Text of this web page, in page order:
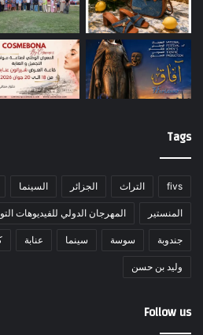
Tags
fivs التراث الجزائر السينما
المنستير المهرجان الدولي للفيديوهات
جندوبة سوسة سينما عنابة
وليد بن حسن
Follow us